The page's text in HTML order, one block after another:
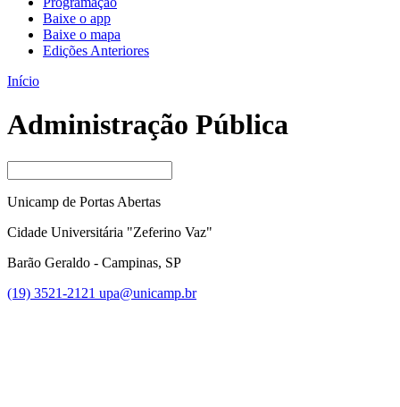
Baixe o app
Baixe o mapa
Edições Anteriores
Início
Administração Pública
Unicamp de Portas Abertas
Cidade Universitária "Zeferino Vaz"
Barão Geraldo - Campinas, SP
(19) 3521-2121 upa@unicamp.br